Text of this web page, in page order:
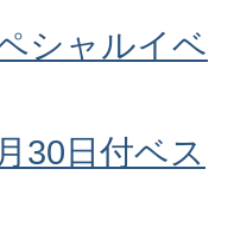
シャルイベ
30日付ベス